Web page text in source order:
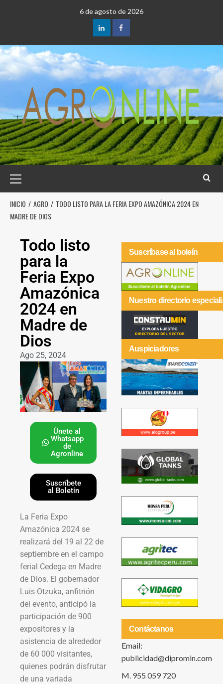
6 de agosto de 2026
INICIO AGRO
TODO LISTO PARA LA FERIA EXPO AMAZÓNICA 2024 EN
MADRE DE DIOS
Todo listo
para la
Feria Expo
Amazónica
2024 en
Madre de
Dios
Ago 25, 2024
Únete al
Whatsapp
de
Agronline
Suscríbete
al Boletín
La Feria Expo
Amazónica 2024 se
realizará del 19 al 22 de
septiembre en el campo
ferial Cedega en Madre
de Dios. El gobernador
Luis Otzuka, anfitrión
del evento, anticipó la
participación de 900
expositores y la
asistencia de alrededor
de 60 000 visitantes,
quienes podrán disfrutar
de una variada
Suscríbase al boleín
Nuestro directorio
Auspiciadores
Contáctanos
Email:
publicidad@dipromin.com
M. 955 059 720